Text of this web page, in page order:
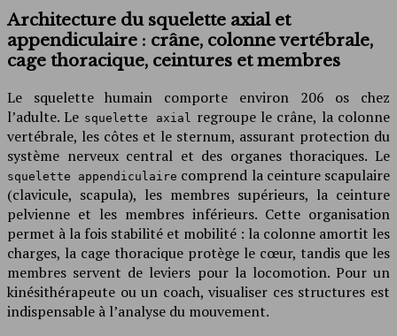
Architecture du squelette axial et
appendiculaire : crâne, colonne vertébrale,
cage thoracique, ceintures et membres
Le squelette humain comporte environ 206 os chez
l’adulte. Le squelette axial
regroupe le crâne, la colonne
vertébrale, les côtes et le sternum, assurant protection du
système nerveux central et des organes thoraciques. Le
squelette appendiculaire comprend la ceinture scapulaire
(clavicule, scapula), les membres supérieurs, la ceinture
pelvienne et les membres inférieurs. Cette organisation
permet à la fois stabilité et mobilité : la colonne amortit les
charges, la cage thoracique protège le cœur, tandis que les
membres servent de leviers pour la locomotion. Pour un
kinésithérapeute ou un coach, visualiser ces structures est
indispensable à l’analyse du mouvement.